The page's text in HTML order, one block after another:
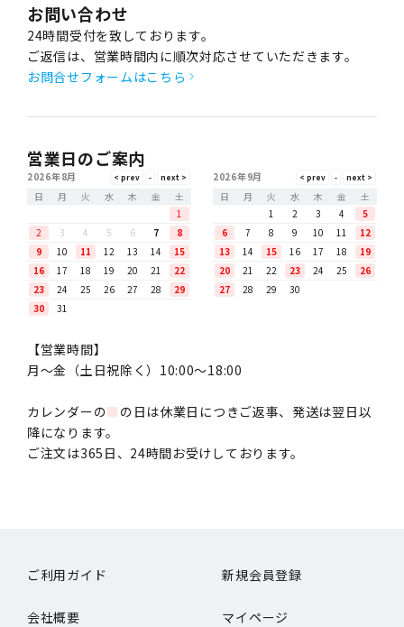
お問い合わせ
24時間受付を致しております。
ご返信は、営業時間内に順次対応させていただきます。
お問合せフォームはこちら
営業日のご案内
2026年8月
日
月 火 水 木 金
土
1
2
3 4 5 6 7
8
9
10 11 12 13 14
15
16
17 18 19 20 21
22
23
24 25 26 27 28
29
30
31
2026年9月
日
月 火 水 木 金
土
1
2 3 4
5
6
7 8 9 10 11
12
13
14 15 16 17 18
19
20
21 22 23 24 25
26
27
28 29 30
【営業時間】
月〜金（土日祝除く）10:00～18:00
カレンダーの■ の日は休業日につきご返事、発送は翌日以
降になります。
ご注文は365日、24時間お受けしております。
ご利用ガイド 新規会員登録
会社概要 マイページ